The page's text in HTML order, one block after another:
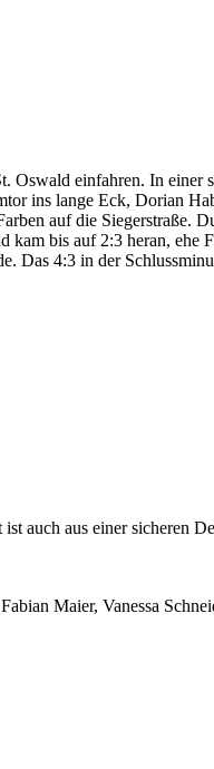
Oswald einfahren. In einer
ins lange Eck, Dorian
auf die Siegerstraße.
bis auf 2:3 heran, ehe
Das 4:3 in der
auch aus einer sicheren
Maier, Vanessa